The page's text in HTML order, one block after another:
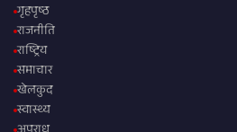
गृहपृष्ठ
राजनीति
राष्ट्रिय
समाचार
खेलकुद
स्वास्थ्य